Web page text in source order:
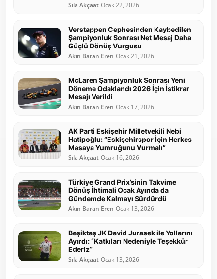
Sıla Akçaat Ocak 22, 2026
Verstappen Cephesinden Kaybedilen
Şampiyonluk Sonrası Net Mesaj Daha
Güçlü Dönüş Vurgusu
Akın Baran Eren Ocak 21, 2026
McLaren Şampiyonluk Sonrası Yeni
Döneme Odaklandı 2026 İçin İstikrar
Mesajı Verildi
Akın Baran Eren Ocak 17, 2026
AK Parti Eskişehir Milletvekili Nebi
Hatipoğlu: “Eskişehirspor İçin Herkes
Masaya Yumruğunu Vurmalı”
Sıla Akçaat Ocak 16, 2026
Türkiye Grand Prix’sinin Takvime
Dönüş İhtimali Ocak Ayında da
Gündemde Kalmayı Sürdürdü
Akın Baran Eren Ocak 13, 2026
Beşiktaş JK David Jurasek ile Yollarını
Ayırdı: “Katkıları Nedeniyle Teşekkür
Ederiz”
Sıla Akçaat Ocak 13, 2026